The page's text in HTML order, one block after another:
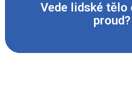
Vede lidské
proud?